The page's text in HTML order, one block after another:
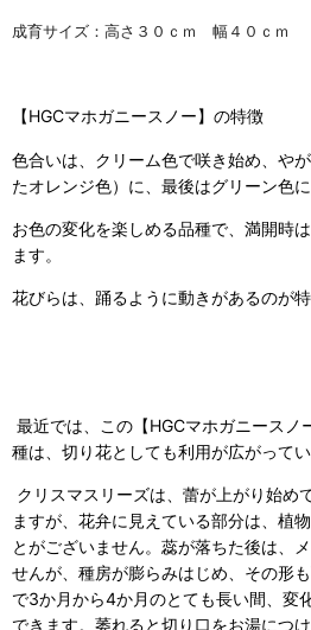
成育サイズ：高さ３０ｃｍ 幅４０ｃｍ
【HGCマホガニースノー】の特徴
色合いは、クリーム色で咲き始め、や
たオレンジ色）に、最後はグリーン色に
お色の変化を楽しめる品種で、満開時
ます。
花びらは、踊るように動きがあるのが特
最近では、この【HGCマホガニースノ
種は、切り花としても利用が広がってい
クリスマスリーズは、蕾が上がり始め
ますが、花弁に見えている部分は、植
とがございません。蕊が落ちた後は、
せんが、種房が膨らみはじめ、その形
で3か月から4か月のとても長い間、変
できます。萎れると切り口をお湯につ